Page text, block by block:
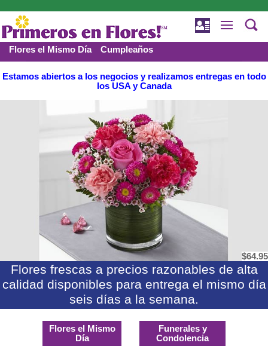
Flores el Mismo Día Cumpleaños
Funerales y Condolencia Amor y romance
Estamos abiertos a los negocios y realizamos entregas en todo
los USA y Canada
$64.95
Flores frescas a precios razonables de alta
calidad disponibles para entrega el mismo día
seis días a la semana.
Flores el Mismo
Día
Funerales y
Condolencia